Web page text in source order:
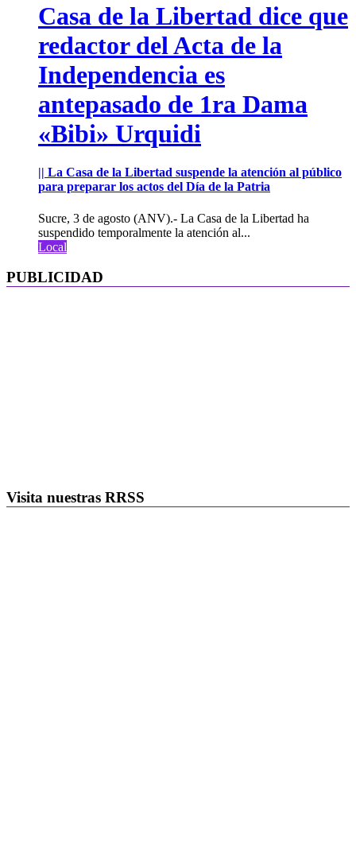
Casa de la Libertad dice que
redactor del Acta de la
Independencia es
antepasado de 1ra Dama
«Bibi» Urquidi
|| La Casa de la Libertad suspende la atención al público
para preparar los actos del Día de la Patria
Sucre, 3 de agosto (ANV).- La Casa de la Libertad ha
suspendido temporalmente la atención al...
Local
PUBLICIDAD
Visita nuestras RRSS